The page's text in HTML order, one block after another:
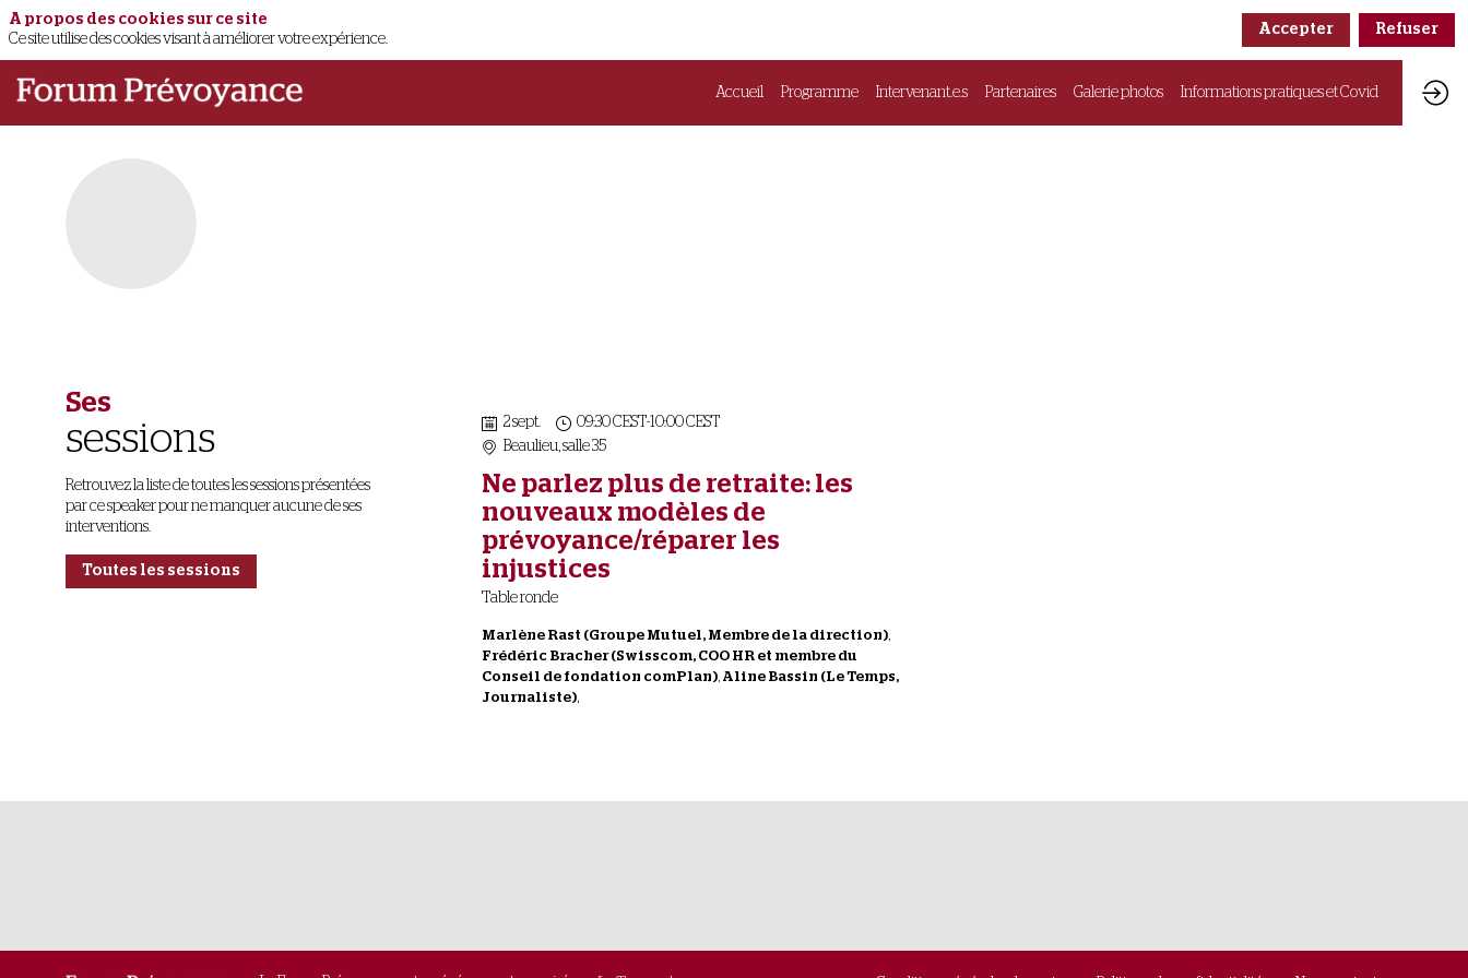
Accueil Programme Intervenant.e.s Partenaires Galerie photos Informations pratiques et Covid
Ses
sessions
Retrouvez la liste de toutes les sessions présentées
par ce speaker pour ne manquer aucune de ses
interventions.
Toutes les sessions
2 sept. 09:30 CEST-10:00 CEST
Beaulieu, salle 35
Ne parlez plus de retraite: les
nouveaux modèles de
prévoyance/réparer les
injustices
Table ronde
Marlène Rast (Groupe Mutuel, Membre de la direction)
Frédéric Bracher(Swisscom, COO HR et membre du
Conseil de fondation comPlan) Aline Bassin (Le Temps,
Journaliste)
A propos des cookies sur ce site
Ce site utilise des cookies visant à améliorer votre expérience.
Accepter Refuser